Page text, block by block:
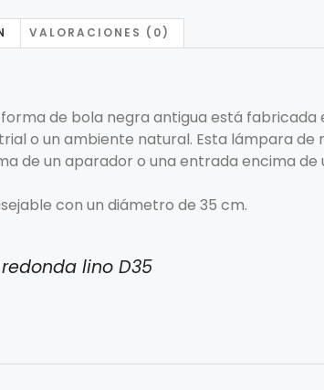
VALORACIONES (0)
de bola negra antigua está
o un ambiente natural. Esta lámpara
de un aparador o una entrada encima de
con un diámetro de 35 cm.
lino D35